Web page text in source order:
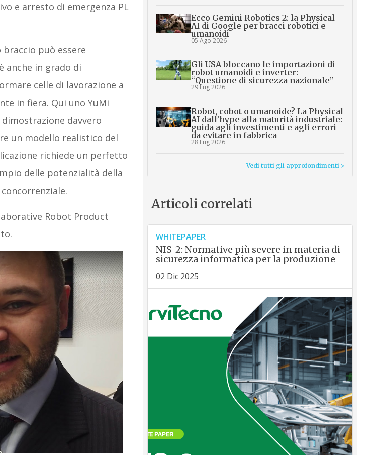
e arresto di emergenza PL
può essere
anche in grado di
celle di lavorazione a
in fiera. Qui uno YuMi
davvero
un modello realistico del
richiede un perfetto
delle potenzialità della
Robot Product
Ecco Gemini Robotics 2: la Physical
AI di Google per bracci robotici e
umanoidi
05 Ago 2026
Gli USA bloccano le importazioni di
robot umanoidi e inverter:
“Questione di sicurezza nazionale”
29 Lug 2026
Robot, cobot o umanoide? La Physical
AI dall’hype alla maturità industriale:
guida agli investimenti e agli errori
da evitare in fabbrica
28 Lug 2026
Vedi tutti gli approfondimenti >
Articoli correlati
WHITEPAPER
NIS-2: Normative più severe in materia di
sicurezza informatica per la produzione
02 Dic 2025